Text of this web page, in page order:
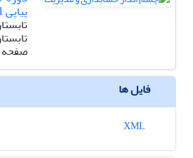
پیاپی 91
تابستان
صفحه
فایل ها